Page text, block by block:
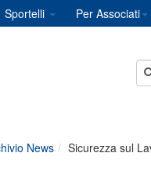
Sportelli Per Associati
News Sicurezza sul